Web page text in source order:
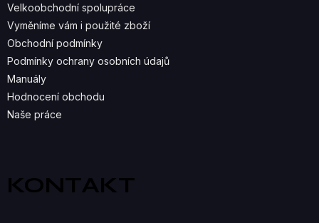
R
V
Velkoobchodní spolupráce
Vyměníme vám i použité zboží
Obchodní podmínky
Podmínky ochrany osobních údajů
Manuály
Hodnocení obchodu
Naše práce
KONTAKT